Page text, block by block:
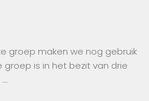
groep maken we nog gebruik
groep is in het bezit van drie